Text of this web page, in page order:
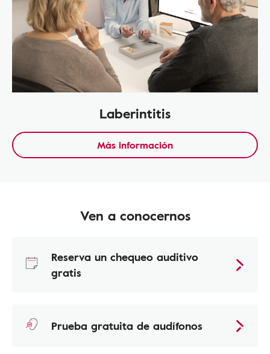
Laberintitis
Más información
Ven a conocernos
Reserva un chequeo auditivo
gratis
Prueba gratuita de audífonos